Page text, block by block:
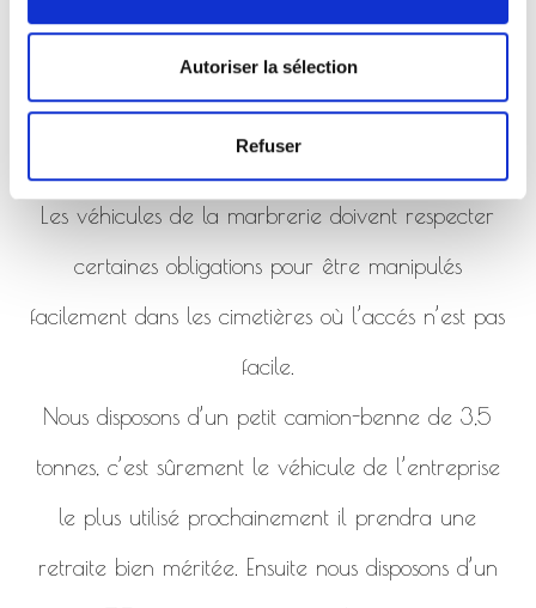
Autoriser la sélection
Refuser
véhicules.
Que ça soit pour l’activité de pompes funèbres ou
Les véhicules de la marbrerie doivent respecter
certaines obligations pour être manipulés
facilement dans les cimetières où l’accés n’est pas
facile.
Nous disposons d’un petit camion-benne de 3,5
tonnes, c’est sûrement le véhicule de l’entreprise
le plus utilisé prochainement il prendra une
retraite bien méritée. Ensuite nous disposons d’un